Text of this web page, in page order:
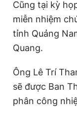
Cũng tại kỳ
miễn nhiệm
tỉnh Quảng
Quang.
Ông Lê Trí
sẽ được Ban
phân công